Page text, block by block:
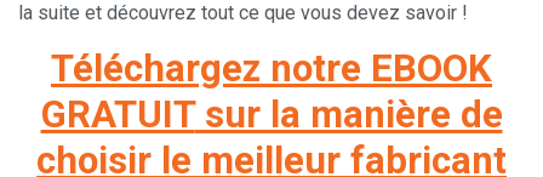
la suite et découvrez tout ce que vous devez savoir !
Téléchargez notre EBOOK
GRATUITsur la manière de
choisir le meilleur fabricant